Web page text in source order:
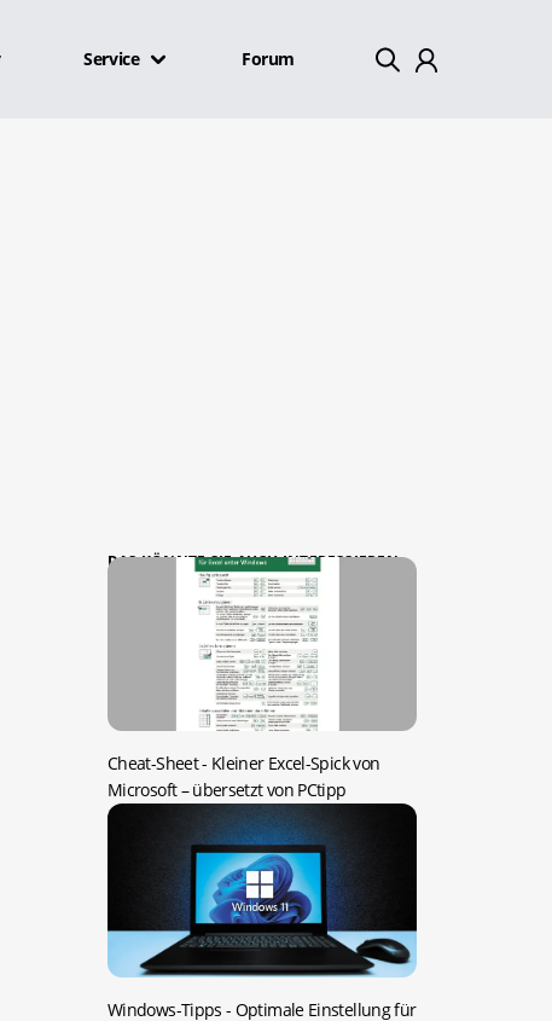
Service Forum
DAS KÖNNTE SIE AUCH INTERESSIEREN:
Cheat-Sheet - Kleiner Excel-Spick von
Microsoft – übersetzt von PCtipp
Windows-Tipps - Optimale Einstellung für